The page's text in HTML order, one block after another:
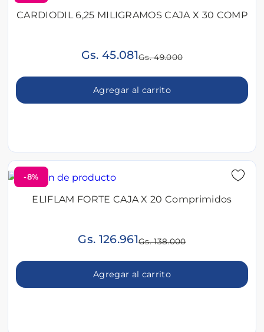
CARDIODIL 6,25 MILIGRAMOS CAJA X 30 COMP
Gs. 45.081Gs. 49.000
Agregar al carrito
-8%
ELIFLAM FORTE CAJA X 20 Comprimidos
Gs. 126.961Gs. 138.000
Agregar al carrito